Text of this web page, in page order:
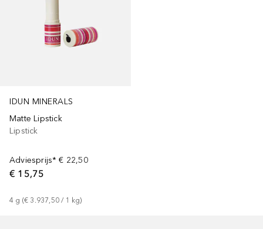
IDUN MINERALS
Matte Lipstick
Lipstick
Adviesprijs* € 22,50
€ 15,75
4 g (€ 3.937,50 / 1 kg)